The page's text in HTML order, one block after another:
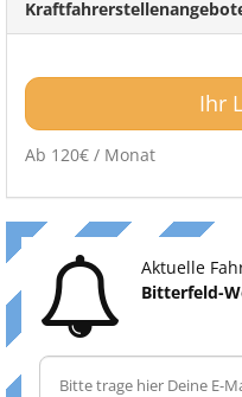
Ihr
Ab 120€ / Monat
Aktuelle
Bitterfeld-